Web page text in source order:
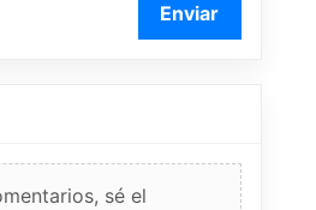
Enviar
sé el